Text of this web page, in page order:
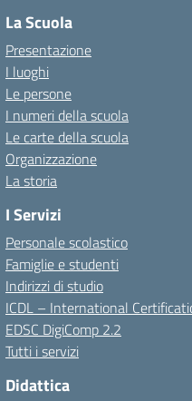
La Scuola
Presentazione
I luoghi
Le persone
I numeri della scuola
Le carte della scuola
Organizzazione
La storia
I Servizi
Personale scolastico
Famiglie e studenti
Indirizzi di studio
ICDL – International
EDSC DigiComp 2.2
Tutti i servizi
Didattica